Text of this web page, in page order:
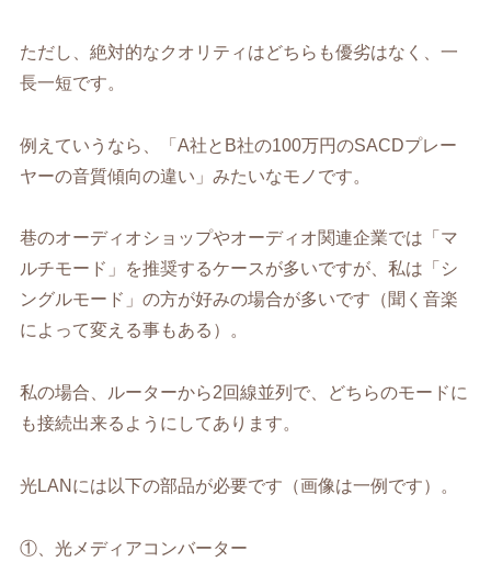
ただし、絶対的なクオリティはどちらも優劣はなく、一
長一短です。
例えていうなら、「A社とB社の100万円のSACDプレー
ヤーの音質傾向の違い」みたいなモノです。
巷のオーディオショップやオーディオ関連企業では「マ
ルチモード」を推奨するケースが多いですが、私は「シ
ングルモード」の方が好みの場合が多いです（聞く音楽
によって変える事もある）。
私の場合、ルーターから2回線並列で、どちらのモードに
も接続出来るようにしてあります。
光LANには以下の部品が必要です（画像は一例です）。
①、光メディアコンバーター